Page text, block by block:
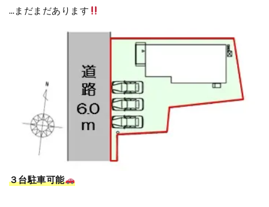
…まだまだあります
３台駐車可能